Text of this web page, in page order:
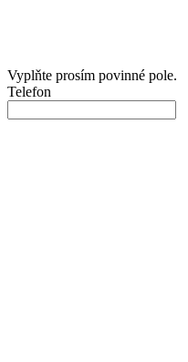
Vyplňte prosím povinné pole.
Telefon